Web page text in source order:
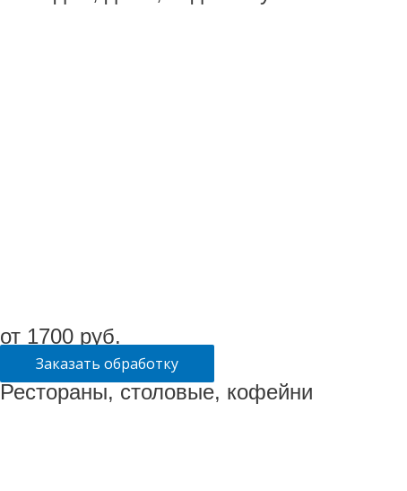
от 1700 руб.
Заказать обработку
Рестораны, столовые, кофейни